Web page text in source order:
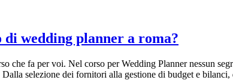
di wedding planner a roma?
che fa per voi. Nel corso per Wedding Planner nessun
selezione dei fornitori alla gestione di budget e